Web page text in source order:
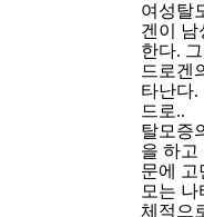
여성탈
겐이 남
한다.
드로겐
타난다.
드로..
탈모증
을 하고
문에 고
모는
체적으